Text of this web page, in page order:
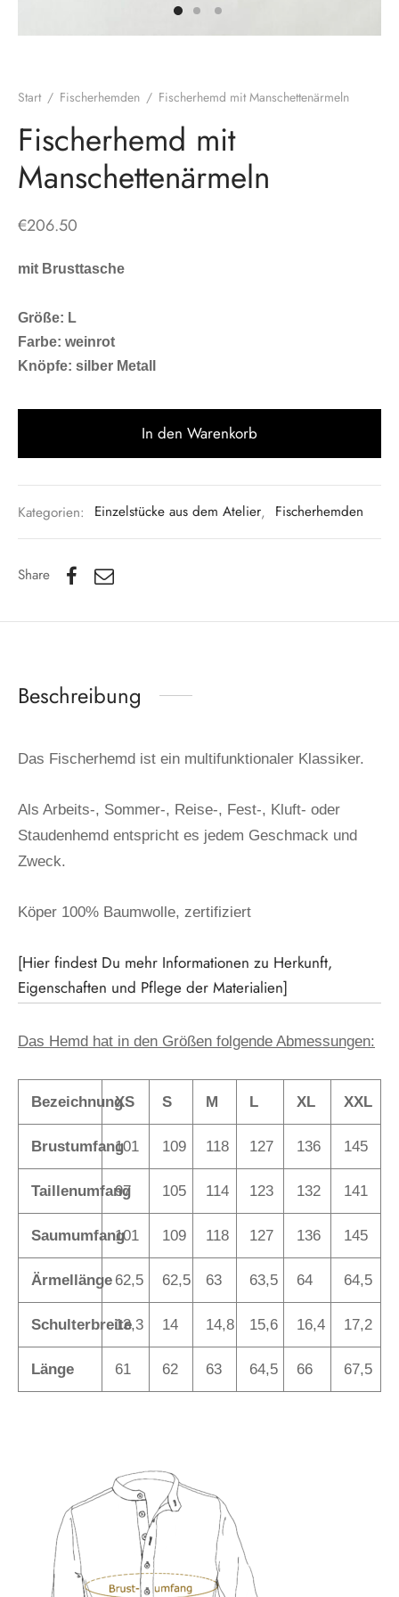
Start / Fischerhemden / Fischerhemd mit Manschettenärmeln
Fischerhemd mit
Manschettenärmeln
€206.50
mit Brusttasche
Größe: L
Farbe: weinrot
Knöpfe: silber Metall
In den Warenkorb
Kategorien: Einzelstücke aus dem Atelier, Fischerhemden
Share
Beschreibung
Das Fischerhemd ist ein multifunktionaler Klassiker.
Als Arbeits-, Sommer-, Reise-, Fest-, Kluft- oder
Staudenhemd entspricht es jedem Geschmack und
Zweck.
Köper 100% Baumwolle, zertifiziert
[Hier findest Du mehr Informationen zu Herkunft,
Eigenschaften und Pflege der Materialien]
Das Hemd hat in den Größen folgende Abmessungen:
BezeichnungXS S M L XL XXL
Brustumfang101 109 118 127 136 145
Taillenumfang
97 105 114 123 132 141
Saumumfang101 109 118 127 136 145
Ärmellänge 62,5 62,5 63 63,5 64 64,5
Schulterbreite
13,3 14 14,8 15,6 16,4 17,2
Länge 61 62 63 64,5 66 67,5